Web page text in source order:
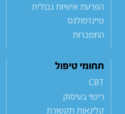
הפרעת אישיות גבולית
מיינדפולנס
התמכרות
תחומי טיפול
CBT
ריפוי בעיסוק
קלינאות תקשורת